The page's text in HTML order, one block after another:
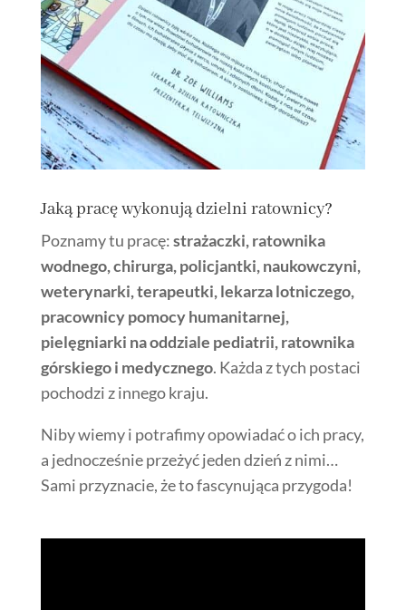
Jaką pracę wykonują dzielni ratownicy?
Poznamy tu pracę:strażaczki, ratownika
wodnego, chirurga, policjantki, naukowczyni,
weterynarki, terapeutki, lekarza lotniczego,
pracownicy pomocy humanitarnej,
pielęgniarki na oddziale pediatrii, ratownika
górskiego i medycznego. Każda z tych postaci
pochodzi z innego kraju.
Niby wiemy i potrafimy opowiadać o ich pracy,
a jednocześnie przeżyć jeden dzień z nimi…
Sami przyznacie, że to fascynująca przygoda!